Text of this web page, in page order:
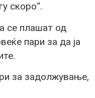
скоро“.
се плашат од
пари за да ја
за задолжување,